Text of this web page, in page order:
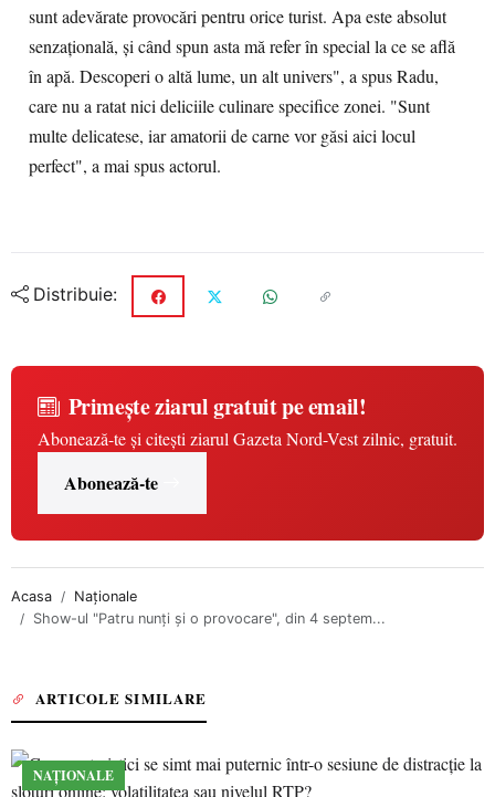
sunt adevărate provocări pentru orice turist. Apa este absolut
senzaţională, şi când spun asta mă refer în special la ce se află
în apă. Descoperi o altă lume, un alt univers", a spus Radu,
care nu a ratat nici deliciile culinare specifice zonei. "Sunt
multe delicatese, iar amatorii de carne vor găsi aici locul
perfect", a mai spus actorul.
Distribuie:
Primește ziarul gratuit pe email!
Abonează-te și citești ziarul Gazeta Nord-Vest zilnic, gratuit.
Abonează-te
Acasa
Naționale
Show-ul "Patru nunţi şi o provocare", din 4 septem...
ARTICOLE SIMILARE
NAȚIONALE